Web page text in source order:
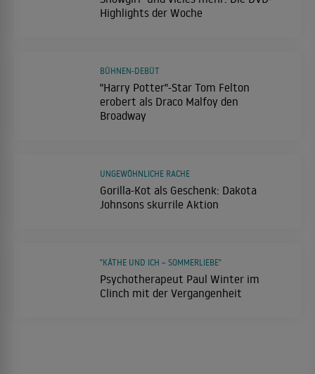
Highlights der Woche
"Harry Potter"-Star Tom Felton
erobert als Draco Malfoy den
Broadway
BÜHNEN-DEBÜT
Gorilla-Kot als Geschenk: Dakota
Johnsons skurrile Aktion
UNGEWÖHNLICHE RACHE
Psychotherapeut Paul Winter im
Clinch mit der Vergangenheit
"KÄTHE UND ICH – SOMMERLIEBE"